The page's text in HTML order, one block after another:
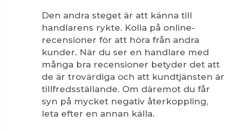
Den andra steget är att känna till
handlarens rykte. Kolla på online-
recensioner för att höra från andra
kunder. När du ser en handlare med
många bra recensioner betyder det att
de är trovärdiga och att kundtjänsten är
tillfredsställande. Om däremot du får
syn på mycket negativ återkoppling,
leta efter en annan källa.